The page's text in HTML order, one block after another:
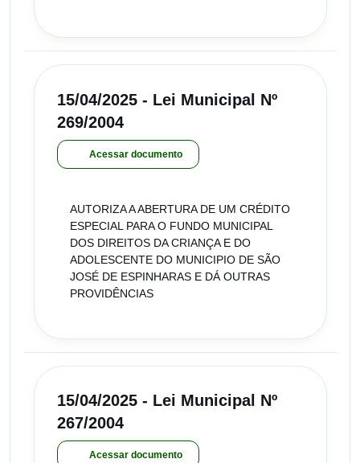
15/04/2025 - Lei Municipal Nº
269/2004
Acessar documento
AUTORIZA A ABERTURA DE UM CRÉDITO
ESPECIAL PARA O FUNDO MUNICIPAL
DOS DIREITOS DA CRIANÇA E DO
ADOLESCENTE DO MUNICIPIO DE SÃO
JOSÉ DE ESPINHARAS E DÁ OUTRAS
PROVIDÊNCIAS
15/04/2025 - Lei Municipal Nº
267/2004
Acessar documento